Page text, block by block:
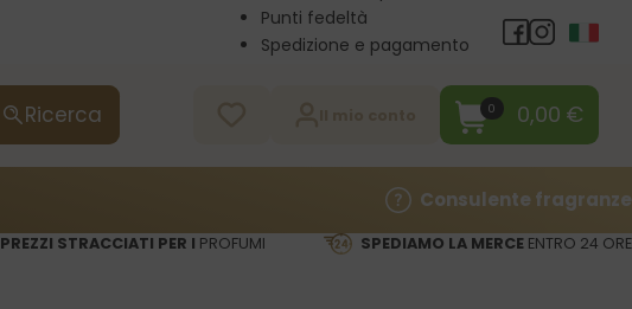
Punti fedeltà
Spedizione e pagamento
Ricerca 0 0,00 €
Consulente fragranze
PREZZI STRACCIATI PER I PROFUMI SPEDIAMO LA MERCE ENTRO 24 ORE